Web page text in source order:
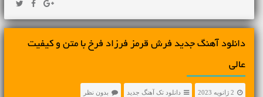
دانلود آهنگ جديد فرش قرمز فرزاد فرخ با متن و کیفیت
عالی
2 ژانویه 2023 دانلود تک آهنگ جدید بدون نظر